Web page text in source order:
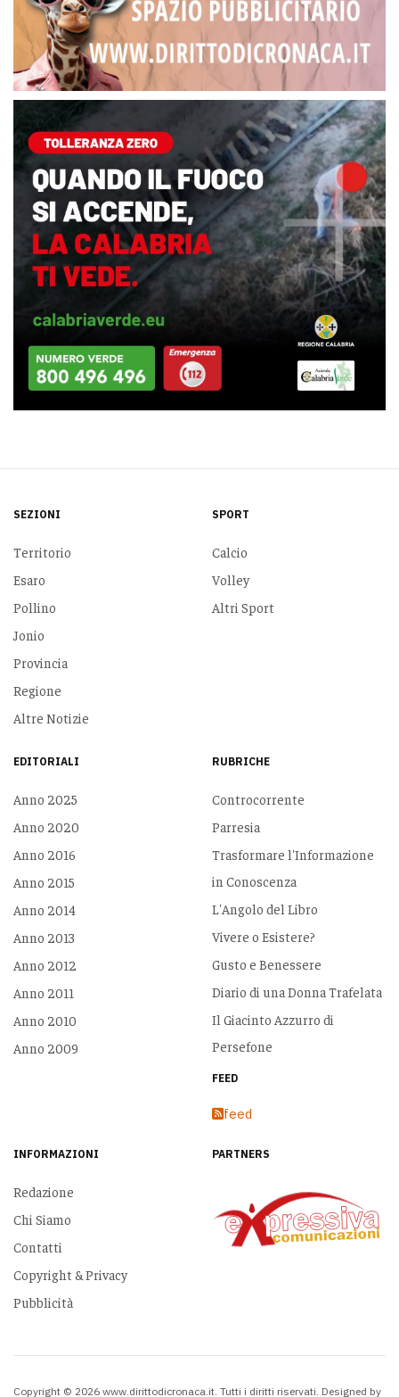
SEZIONI
Territorio
Esaro
Pollino
Jonio
Provincia
Regione
Altre Notizie
SPORT
Calcio
Volley
Altri Sport
EDITORIALI
Anno 2025
Anno 2020
Anno 2016
Anno 2015
Anno 2014
Anno 2013
Anno 2012
Anno 2011
Anno 2010
Anno 2009
RUBRICHE
Controcorrente
Parresia
Trasformare l'Informazione
in Conoscenza
L'Angolo del Libro
Vivere o Esistere?
Gusto e Benessere
Diario di una Donna Trafelata
Il Giacinto Azzurro di
Persefone
FEED
feed
INFORMAZIONI
Redazione
Chi Siamo
Contatti
Copyright & Privacy
Pubblicità
PARTNERS
Copyright © 2026 www.dirittodicronaca.it. Tutti i diritti riservati. Designed by